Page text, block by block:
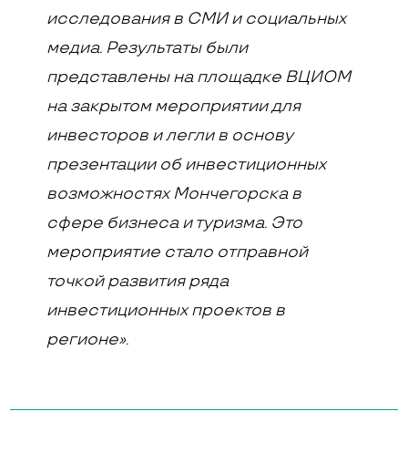
исследования в СМИ и социальных
медиа. Результаты были
представлены на площадке ВЦИОМ
на закрытом мероприятии для
инвесторов и легли в основу
презентации об инвестиционных
возможностях Мончегорска в
сфере бизнеса и туризма. Это
мероприятие стало отправной
точкой развития ряда
инвестиционных проектов в
регионе».